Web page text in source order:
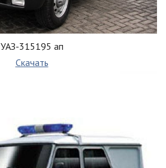
УАЗ-315195 ап
Скачать